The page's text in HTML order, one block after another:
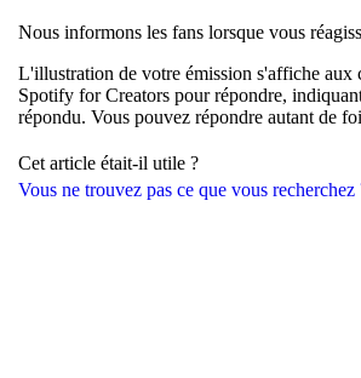
Vous ne trouvez pas ce que vous recherchez
Nous informons les fans lorsque vous
L'illustration de votre émission s'affiche aux
Spotify for Creators pour répondre,
répondu. Vous pouvez répondre autant de
Cet article était-il utile ?